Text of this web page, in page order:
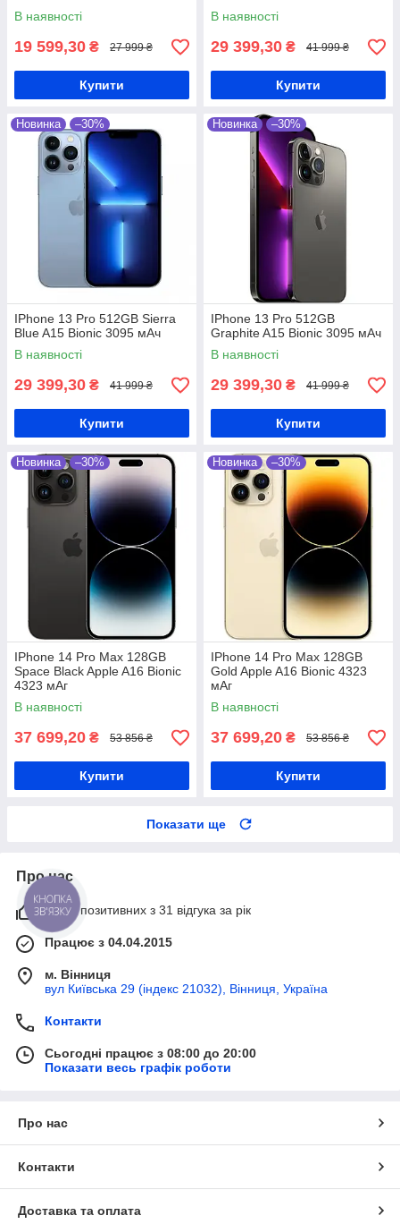
В наявності
19 599,30 ₴ 27 999 ₴
Купити
В наявності
29 399,30 ₴ 41 999 ₴
Купити
Новинка –30%
IPhone 13 Pro 512GB Sierra
Blue A15 Bionic 3095 мАч
В наявності
29 399,30 ₴ 41 999 ₴
Купити
Новинка –30%
IPhone 13 Pro 512GB
Graphite A15 Bionic 3095 мАч
В наявності
29 399,30 ₴ 41 999 ₴
Купити
Новинка –30%
IPhone 14 Pro Max 128GB
Space Black Apple A16 Bionic
4323 мАг
В наявності
37 699,20 ₴ 53 856 ₴
Купити
Новинка –30%
IPhone 14 Pro Max 128GB
Gold Apple A16 Bionic 4323
мАг
В наявності
37 699,20 ₴ 53 856 ₴
Купити
Показати ще
Про нас
100% позитивних з 31 відгука за рік
Працює з 04.04.2015
м. Вінниця
вул Київська 29 (індекс 21032), Вінниця, Україна
Контакти
Сьогодні працює з 08:00 до 20:00
Показати весь графік роботи
Про нас
Контакти
Доставка та оплата
КНОПКА
ЗВ'ЯЗКУ